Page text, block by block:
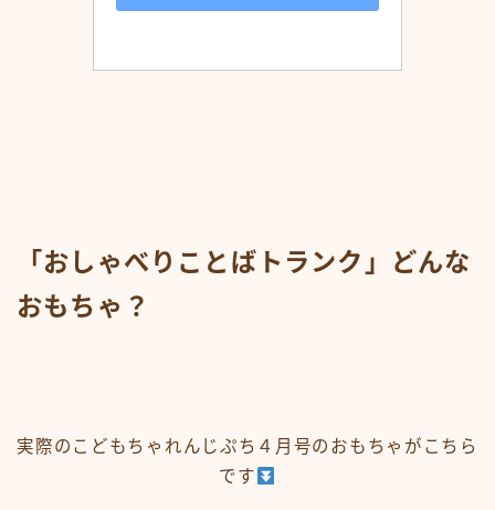
「おしゃべりことばトランク」どんな
おもちゃ？
実際のこどもちゃれんじぷち４月号のおもちゃがこちら
です